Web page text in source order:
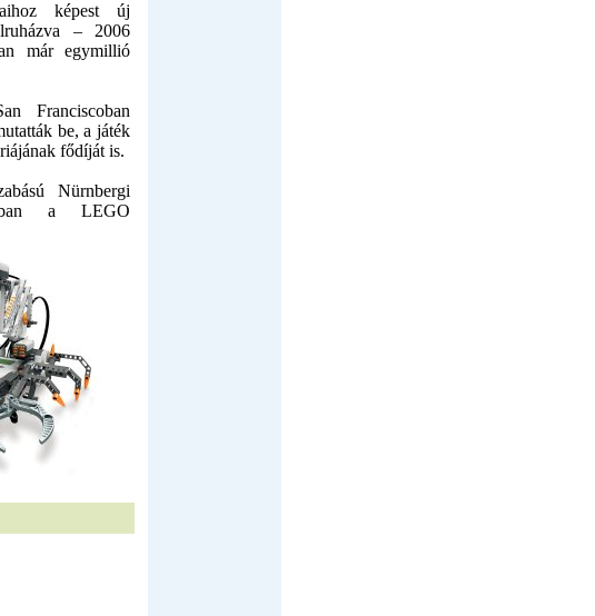
képest új
– 2006
már egymillió
Franciscoban
be, a játék
fődíját is.
Nürnbergi
a LEGO